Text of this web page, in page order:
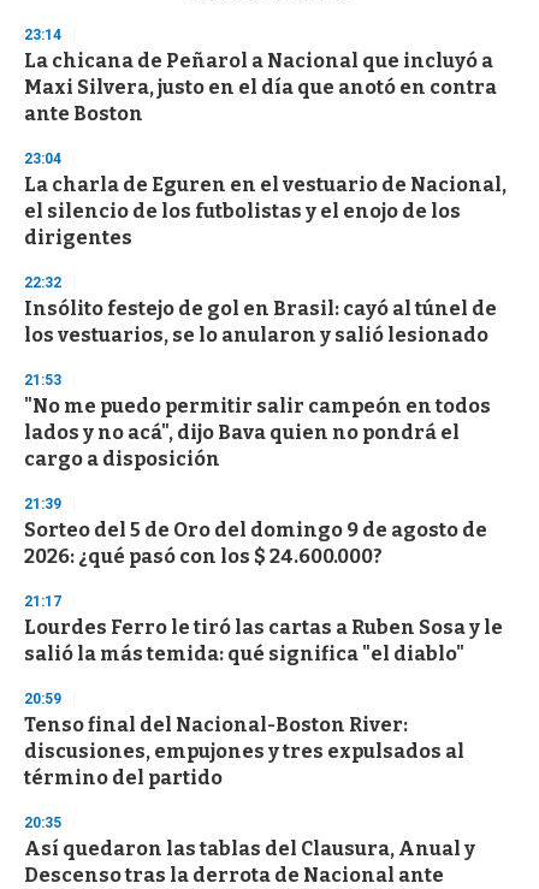
d
s
o
f
3
s
e
c
o
n
23:14
La chicana de Peñarol a Nacional que incluyó a
Maxi Silvera, justo en el día que anotó en contra
ante Boston
23:04
La charla de Eguren en el vestuario de Nacional,
el silencio de los futbolistas y el enojo de los
dirigentes
22:32
Insólito festejo de gol en Brasil: cayó al túnel de
los vestuarios, se lo anularon y salió lesionado
21:53
"No me puedo permitir salir campeón en todos
lados y no acá", dijo Bava quien no pondrá el
cargo a disposición
21:39
Sorteo del 5 de Oro del domingo 9 de agosto de
2026: ¿qué pasó con los $ 24.600.000?
21:17
Lourdes Ferro le tiró las cartas a Ruben Sosa y le
salió la más temida: qué significa "el diablo"
20:59
Tenso final del Nacional-Boston River:
discusiones, empujones y tres expulsados al
término del partido
20:35
Así quedaron las tablas del Clausura, Anual y
Descenso tras la derrota de Nacional ante